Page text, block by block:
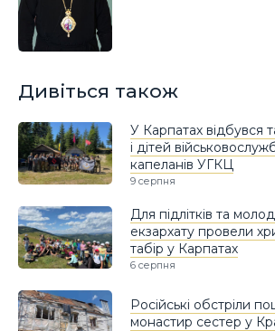
Дивіться також
У Карпатах відбувся
і дітей
капеланів УГКЦ
9 серпня
Для підлітків та
екзархату провели
табір у Карпатах
6 серпня
Російські обстріли
монастир сестер у